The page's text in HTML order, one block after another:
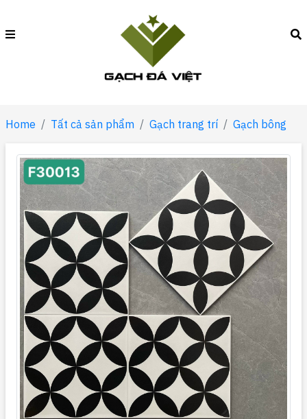
Home Tất cả sản phẩm Gạch trang trí Gạch bông